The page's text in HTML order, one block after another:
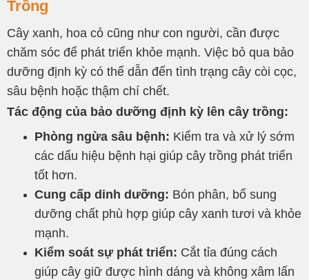
Trồng
Cây xanh, hoa cỏ cũng như con người, cần được
chăm sóc để phát triển khỏe mạnh. Việc bỏ qua bảo
dưỡng định kỳ có thể dẫn đến tình trạng cây còi cọc,
sâu bệnh hoặc thậm chí chết.
Tác động của bảo dưỡng định kỳ lên cây trồng:
Phòng ngừa sâu bệnh: Kiểm tra và xử lý sớm
các dấu hiệu bệnh hại giúp cây trồng phát triển
tốt hơn.
Cung cấp dinh dưỡng: Bón phân, bổ sung
dưỡng chất phù hợp giúp cây xanh tươi và khỏe
mạnh.
Kiểm soát sự phát triển: Cắt tỉa đúng cách
giúp cây giữ được hình dáng và không xâm lấn